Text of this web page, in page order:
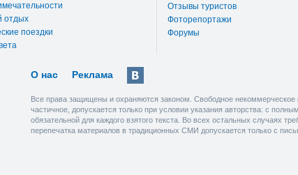
отдых
поездки
Отзывы туристов
Фоторепортажи
Форумы
О нас Реклама
Все права защищены и охраняются законом. Свободное некоммерческое
частичное, допускается только при условии указания авторства: с
обязательной для каждого взятого текста. Во всех остальных случаях
перепечатка материалов в традиционных СМИ допускается только с